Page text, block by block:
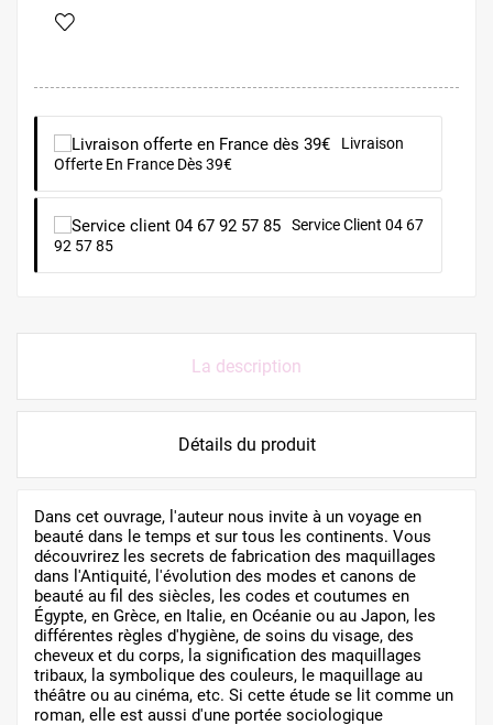
Livraison
Offerte En France Dès 39€
Service Client 04 67
92 57 85
La description
Détails du produit
Dans cet ouvrage, l'auteur nous invite à un voyage en
beauté dans le temps et sur tous les continents. Vous
découvrirez les secrets de fabrication des maquillages
dans l'Antiquité, l'évolution des modes et canons de
beauté au fil des siècles, les codes et coutumes en
Égypte, en Grèce, en Italie, en Océanie ou au Japon, les
différentes règles d'hygiène, de soins du visage, des
cheveux et du corps, la signification des maquillages
tribaux, la symbolique des couleurs, le maquillage au
théâtre ou au cinéma, etc. Si cette étude se lit comme un
roman, elle est aussi d'une portée sociologique